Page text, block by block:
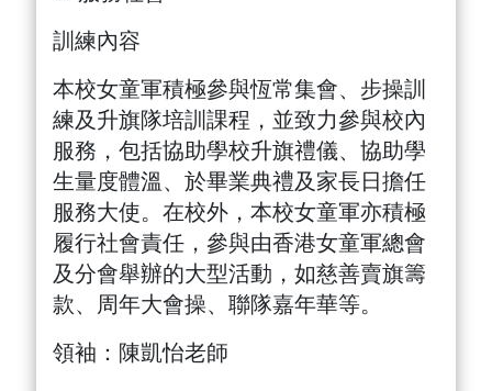
訓練內容
本校女童軍積極參與恆常集會、步操訓
練及升旗隊培訓課程，並致力參與校內
服務，包括協助學校升旗禮儀、協助學
生量度體溫、於畢業典禮及家長日擔任
服務大使。在校外，本校女童軍亦積極
履行社會責任，參與由香港女童軍總會
及分會舉辦的大型活動，如慈善賣旗籌
款、周年大會操、聯隊嘉年華等。
領袖：陳凱怡老師